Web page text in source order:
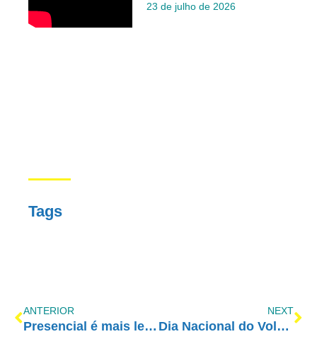
23 de julho de 2026
Tags
ANTERIOR
Presencial é mais legal!
NEXT
Dia Nacional do Voluntariado